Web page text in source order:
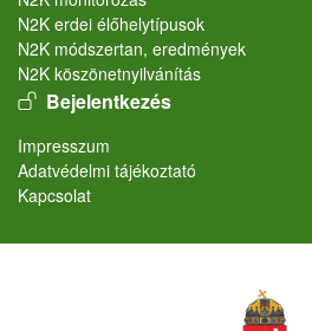
N2K erdei élőhelytípusok
N2K módszertan, eredmények
N2K köszönetnyilvánítás
User account menu
Bejelentkezés
Lábléc
Impresszum
Adatvédelmi tájékoztató
Kapcsolat